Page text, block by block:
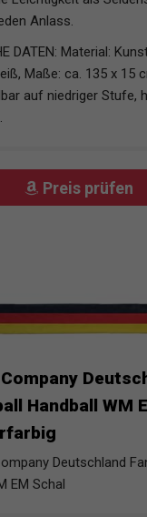
Anlass.
DATEN: Material:
Maße: ca. 135 x 15
auf niedriger Stufe,
Preis prüfen
Handball WM
Deutschland
EM Schal